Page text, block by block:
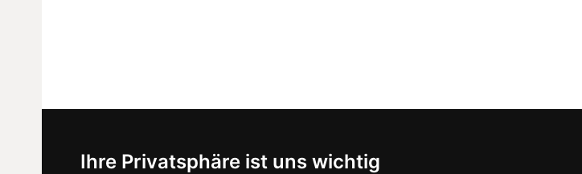
Ihre Privatsphäre ist uns wichtig